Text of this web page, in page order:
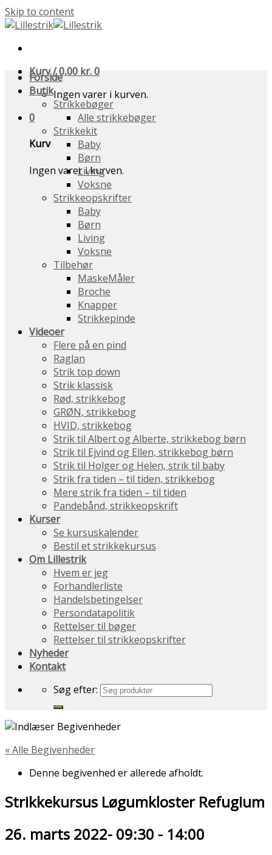
Skip to content
Kurv /0,00 kr.0
Ingen varer i kurven.
0
Kurv
Ingen varer i kurven.
Forside
Butik
Strikkebøger
Alle strikkebøger
Strikkekit
Baby
Børn
Living
Voksne
Strikkeopskrifter
Baby
Børn
Living
Voksne
Tilbehør
MaskeMåler
Broche
Knapper
Strikkepinde
Videoer
Flere på en pind
Raglan
Strik top down
Strik klassisk
Rød, strikkebog
GRØN, strikkebog
HVID, strikkebog
Strik til Albert og Alberte, strikkebog børn
Strik til Ejvind og Ellen, strikkebog børn
Strik til Holger og Helen, strik til baby
Strik fra tiden – til tiden, strikkebog
Mere strik fra tiden – til tiden
Pandebånd, strikkeopskrift
Kurser
Se kursuskalender
Bestil et strikkekursus
Om Lillestrik
Hvem er jeg
Forhandlerliste
Handelsbetingelser
Persondatapolitik
Rettelser til bøger
Rettelser til strikkeopskrifter
Nyheder
Kontakt
Søg efter:
« Alle Begivenheder
Denne begivenhed er allerede afholdt.
Strikkekursus Løgumkloster Refugium
26. marts 2022- 09:30 - 14:00